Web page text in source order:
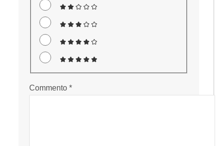
Commento*